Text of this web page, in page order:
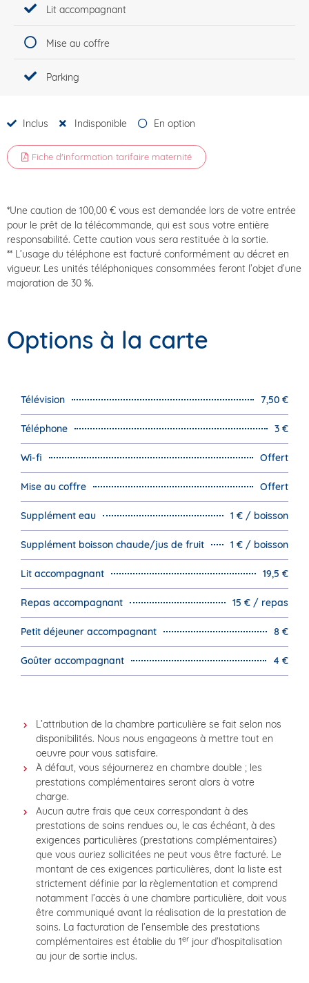
Lit accompagnant
Mise au coffre
Parking
Inclus Indisponible En option
Fiche d'information tarifaire maternité
*Une caution de 100,00 € vous est demandée lors de votre entrée
pour le prêt de la télécommande, qui est sous votre entière
responsabilité. Cette caution vous sera restituée à la sortie.
** L’usage du téléphone est facturé conformément au décret en
vigueur. Les unités téléphoniques consommées feront l’objet d’une
majoration de 30 %.
Options à la carte
Télévision 7,50 €
Téléphone 3 €
Wi-fi Offert
Mise au coffre Offert
Supplément eau 1 € / boisson
Supplément boisson chaude/jus de fruit 1 € / boisson
Lit accompagnant 19,5 €
Repas accompagnant 15 € / repas
Petit déjeuner accompagnant 8 €
Goûter accompagnant 4 €
L’attribution de la chambre particulière se fait selon nos
disponibilités. Nous nous engageons à mettre tout en
oeuvre pour vous satisfaire.
À défaut, vous séjournerez en chambre double ; les
prestations complémentaires seront alors à votre
charge.
Aucun autre frais que ceux correspondant à des
prestations de soins rendues ou, le cas échéant, à des
exigences particulières (prestations complémentaires)
que vous auriez sollicitées ne peut vous être facturé. Le
montant de ces exigences particulières, dont la liste est
strictement définie par la règlementation et comprend
notamment l’accès à une chambre particulière, doit vous
être communiqué avant la réalisation de la prestation de
soins. La facturation de l’ensemble des prestations
complémentaires est établie du 1erjour d’hospitalisation
au jour de sortie inclus.